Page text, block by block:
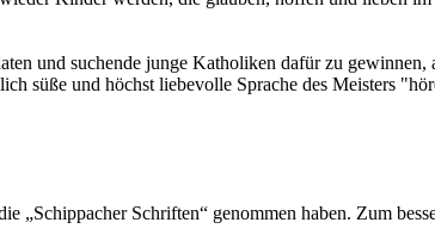
und suchende junge Katholiken dafür zu
süße und höchst liebevolle Sprache des Meisters
Schriften“ genommen haben. Zum